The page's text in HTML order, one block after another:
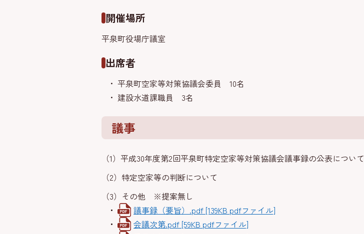
開催場所
平泉町役場庁議室
出席者
平泉町空家等対策協議会委員 10名
建設水道課職員 3名
議事
（1）平成30年度第2回平泉町特定空家等対策協議会議事録の公表について
（2）特定空家等の判断について
（3）その他 ※提案無し
議事録（要旨）.pdf [139KB pdfファイル]
会議次第.pdf [59KB pdfファイル]